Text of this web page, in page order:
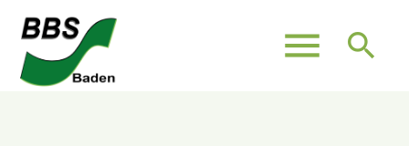
menu search